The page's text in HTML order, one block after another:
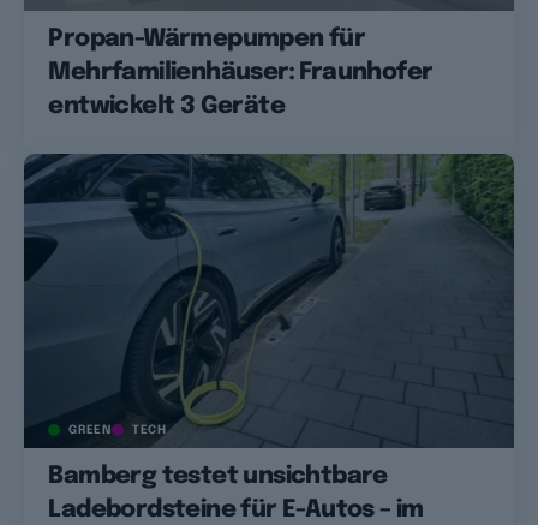
Propan-Wärmepumpen für
Mehrfamilienhäuser: Fraunhofer
entwickelt 3 Geräte
GREEN TECH
Bamberg testet unsichtbare
Ladebordsteine für E-Autos – im